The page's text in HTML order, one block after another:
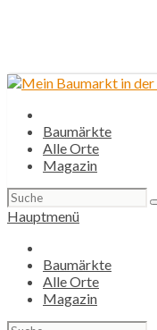
Baumärkte
Alle Orte
Magazin
Suchen
nach:
Hauptmenü
Baumärkte
Alle Orte
Magazin